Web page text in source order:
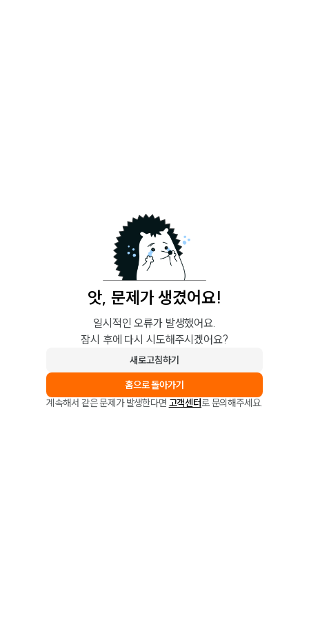
앗, 문제가 생겼어요!
일시적인 오류가 발생했어요.
잠시 후에 다시 시도해주시겠어요?
새로고침하기
홈으로 돌아가기
계속해서 같은 문제가 발생한다면 고객센터로 문의해주세요.